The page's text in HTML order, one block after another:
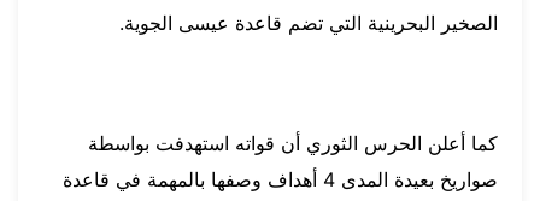
الصخير البحرينية التي تضم قاعدة عيسى الجوية.
كما أعلن الحرس الثوري أن قواته استهدفت بواسطة
صواريخ بعيدة المدى 4 أهداف وصفها بالمهمة في قاعدة